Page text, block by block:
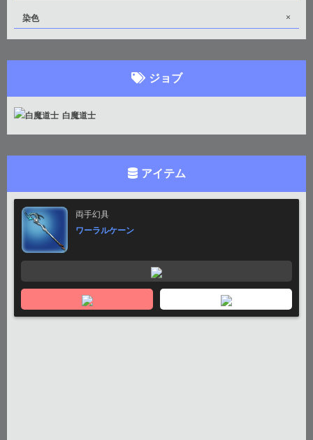
染色 ×
ジョブ
白魔道士
アイテム
両手幻具
ワーラルケーン